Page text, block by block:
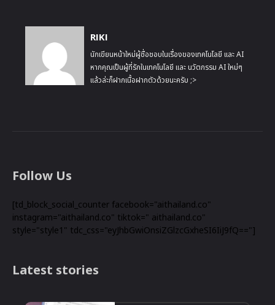
RIKI
นักเขียนหน้าใหม่ผู้ชื่อชอบในเรื่องของเทคโนโลยี และ AI
หากคุณเป็นผู้ที่รักในเทคโนโลยี และ นวัตกรรม AI ใหม่ๆ
แล้วล่ะก็ฝากเนื้อฝากตัวด้วยนะครับ ;>
Follow Us
[td_block_social_counter facebook="aithailand.co"
instagram="aithailand.co" tiktok=" aithailand.co"
style="style1" tdc_css="eyJhbGwiOnsiZGlzcGxheSI6IiJ9fQ=="]
Latest stories